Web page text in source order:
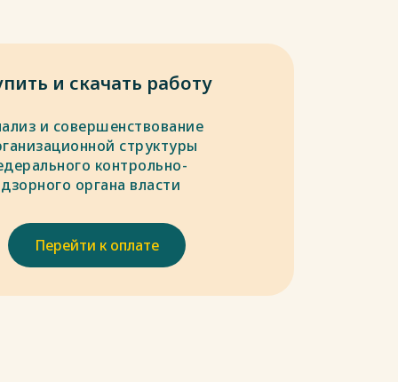
и скачать работу
и совершенствование
структуры
контрольно-
органа власти
Перейти к оплате